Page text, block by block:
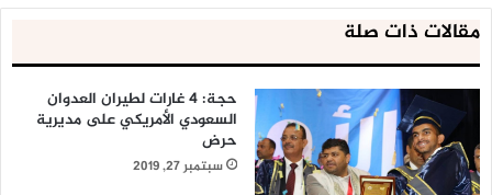
مقالات ذات صلة
حجة: 4 غارات لطيران العدوان
السعودي الأمريكي على مديرية
حرض
سبتمبر 27, 2019